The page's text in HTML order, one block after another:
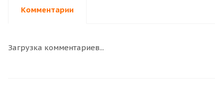
Комментарии
Загрузка комментариев...